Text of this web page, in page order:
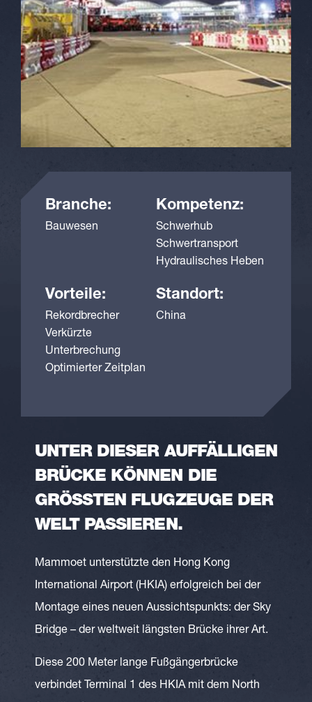
Branche:
Bauwesen
Kompetenz:
Schwerhub
Schwertransport
Hydraulisches Heben
Vorteile:
Rekordbrecher
Verkürzte
Unterbrechung
Optimierter Zeitplan
Standort:
China
UNTER DIESER AUFFÄLLIGEN
BRÜCKE KÖNNEN DIE
GRÖSSTEN FLUGZEUGE DER W
ELT PASSIEREN.
Mammoet unterstützte den Hong Kong
International Airport (HKIA) erfolgreich bei der
Montage eines neuen Aussichtspunkts: der Sky
Bridge – der weltweit längsten Brücke ihrer Art.
Diese 200 Meter lange Fußgängerbrücke
verbindet Terminal 1 des HKIA mit dem North